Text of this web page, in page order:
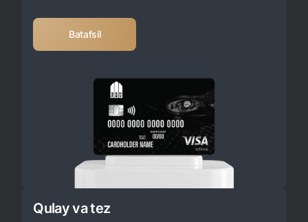
Batafsil
Qulay va tez